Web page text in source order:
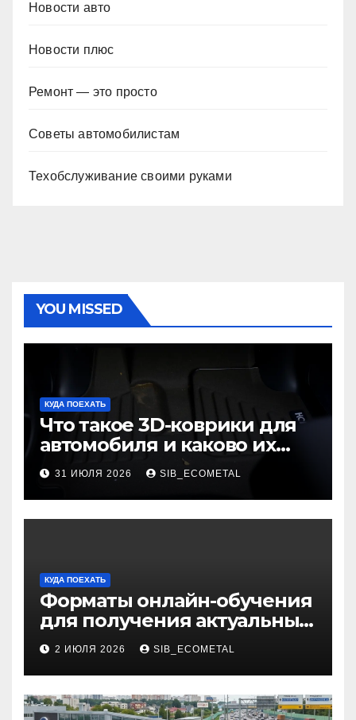
Новости авто
Новости плюс
Ремонт — это просто
Советы автомобилистам
Техобслуживание своими руками
YOU MISSED
КУДА ПОЕХАТЬ
Что такое 3D-коврики для
автомобиля и каково их
основное назначение
31 ИЮЛЯ 2026 SIB_ECOMETAL
КУДА ПОЕХАТЬ
Форматы онлайн-обучения
для получения актуальных
профессий
2 ИЮЛЯ 2026 SIB_ECOMETAL